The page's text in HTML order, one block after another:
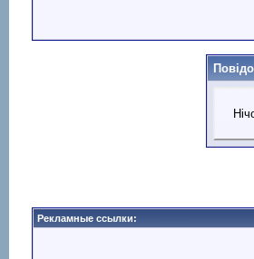
Рекламные ссылки: